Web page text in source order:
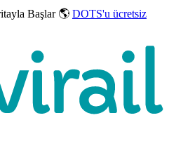
Başlar 🌎 DOTS'u ücretsiz